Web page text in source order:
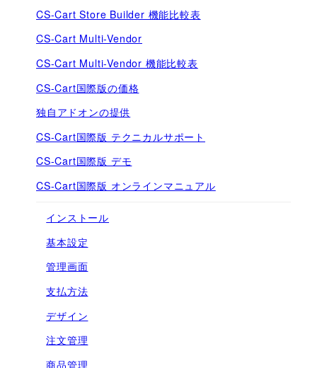
CS-Cart Store Builder 機能比較表
CS-Cart Multi-Vendor
CS-Cart Multi-Vendor 機能比較表
CS-Cart国際版の価格
独自アドオンの提供
CS-Cart国際版 テクニカルサポート
CS-Cart国際版 デモ
CS-Cart国際版 オンラインマニュアル
インストール
基本設定
管理画面
支払方法
デザイン
注文管理
商品管理